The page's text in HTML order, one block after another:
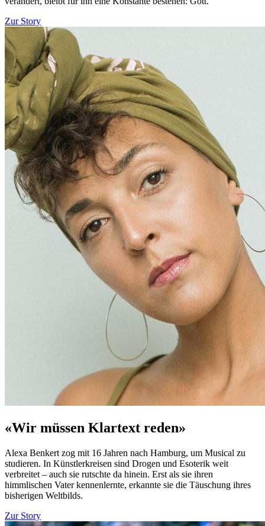
Zur Story
«Wir müssen Klartext reden»
Alexa Benkert zog mit 16 Jahren nach Hamburg, um Musical zu
studieren. In Künstlerkreisen sind Drogen und Esoterik weit
verbreitet – auch sie rutschte da hinein. Erst als sie ihren
himmlischen Vater kennenlernte, erkannte sie die Täuschung ihres
bisherigen Weltbilds.
Zur Story